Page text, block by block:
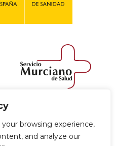
browsing experience,
and analyze our
y devoluciones